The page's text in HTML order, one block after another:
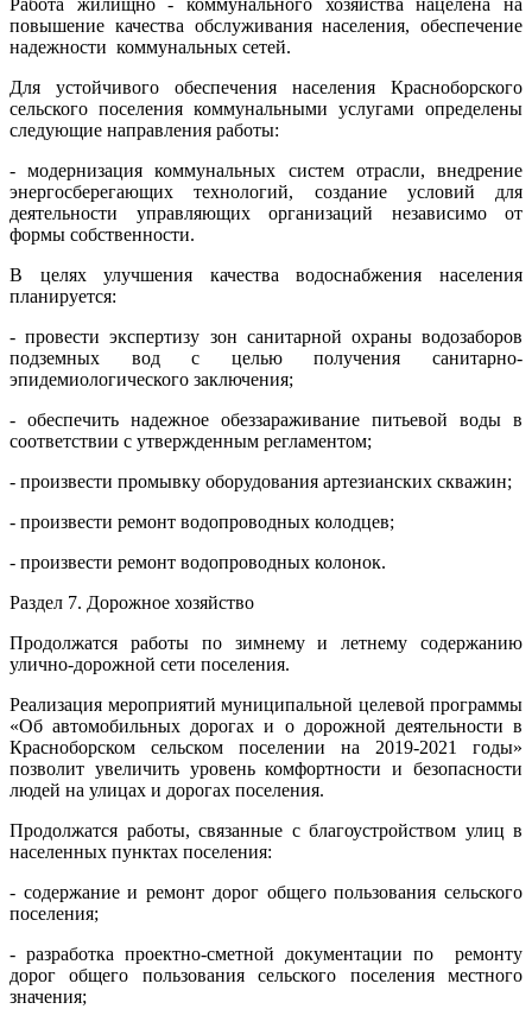
Работа жилищно - коммунального хозяйства нацелена на
повышение качества обслуживания населения, обеспечение
надежности коммунальных сетей.
Для устойчивого обеспечения населения Красноборского
сельского поселения коммунальными услугами определены
следующие направления работы:
- модернизация коммунальных систем отрасли, внедрение
энергосберегающих технологий, создание условий для
деятельности управляющих организаций независимо от
формы собственности.
В целях улучшения качества водоснабжения населения
планируется:
- провести экспертизу зон санитарной охраны водозаборов
подземных вод с целью получения санитарно-
эпидемиологического заключения;
- обеспечить надежное обеззараживание питьевой воды в
соответствии с утвержденным регламентом;
- произвести промывку оборудования артезианских скважин;
- произвести ремонт водопроводных колодцев;
- произвести ремонт водопроводных колонок.
Раздел 7. Дорожное хозяйство
Продолжатся работы по зимнему и летнему содержанию
улично-дорожной сети поселения.
Реализация мероприятий муниципальной целевой программы
«Об автомобильных дорогах и о дорожной деятельности в
Красноборском сельском поселении на 2019-2021 годы»
позволит увеличить уровень комфортности и безопасности
людей на улицах и дорогах поселения.
Продолжатся работы, связанные с благоустройством улиц в
населенных пунктах поселения:
- содержание и ремонт дорог общего пользования сельского
поселения;
- разработка проектно-сметной документации по ремонту
дорог общего пользования сельского поселения местного
значения;